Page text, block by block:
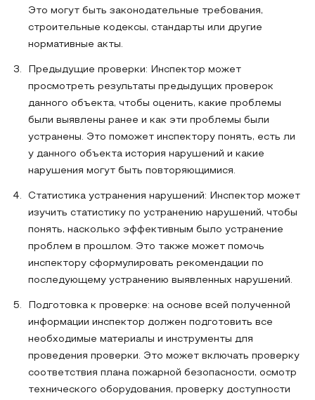
Это могут быть законодательные требования,
строительные кодексы, стандарты или другие
нормативные акты.
Предыдущие проверки: Инспектор может
просмотреть результаты предыдущих проверок
данного объекта, чтобы оценить, какие проблемы
были выявлены ранее и как эти проблемы были
устранены. Это поможет инспектору понять, есть ли
у данного объекта история нарушений и какие
нарушения могут быть повторяющимися.
Статистика устранения нарушений: Инспектор может
изучить статистику по устранению нарушений, чтобы
понять, насколько эффективным было устранение
проблем в прошлом. Это также может помочь
инспектору сформулировать рекомендации по
последующему устранению выявленных нарушений.
Подготовка к проверке: на основе всей полученной
информации инспектор должен подготовить все
необходимые материалы и инструменты для
проведения проверки. Это может включать проверку
соответствия плана пожарной безопасности, осмотр
технического оборудования, проверку доступности